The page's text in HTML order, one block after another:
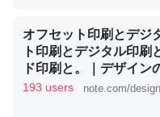
ジになったり努力してる
─ニュース :: 【研究発表】
いのか」に関する新仮説
オフセット印刷とデジ
ト印刷とデジタル印刷
ド印刷と。｜デザイ
津田淳子
193 users note.com/